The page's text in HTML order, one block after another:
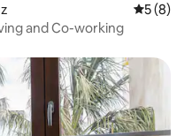
5 (8)
and Co-working